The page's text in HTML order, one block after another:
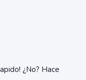
¿No? Hace